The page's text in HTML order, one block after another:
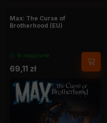
Max: The Curse of
Brotherhood (EU)
W magazynie
69,11 zł